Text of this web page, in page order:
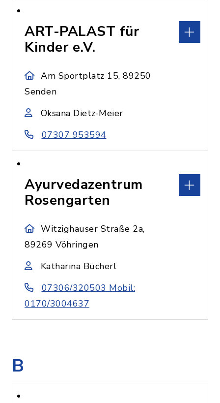
ART-PALAST für
Kinder e.V.
Am Sportplatz 15, 89250
Senden
Oksana Dietz-Meier
07307 953594
Ayurvedazentrum
Rosengarten
Witzighauser Straße 2a,
89269 Vöhringen
Katharina Bücherl
07306/320503 Mobil:
0170/3004637
B